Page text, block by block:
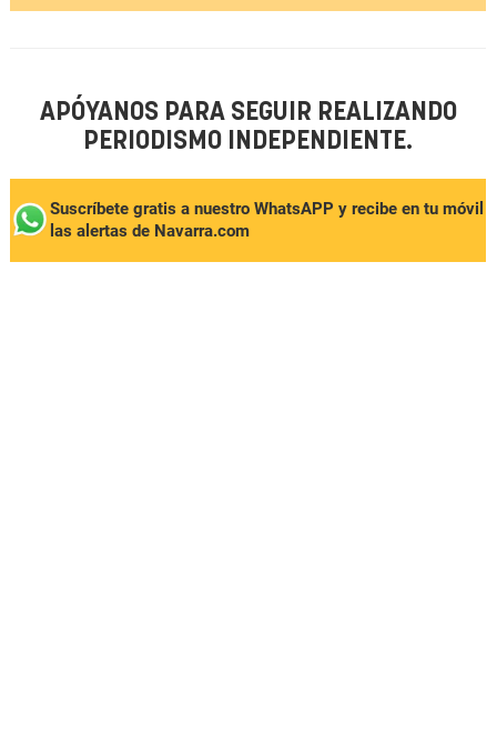
APÓYANOS PARA SEGUIR REALIZANDO
PERIODISMO INDEPENDIENTE.
Suscríbete gratis a nuestro WhatsAPP y recibe en tu móvil
las alertas de Navarra.com